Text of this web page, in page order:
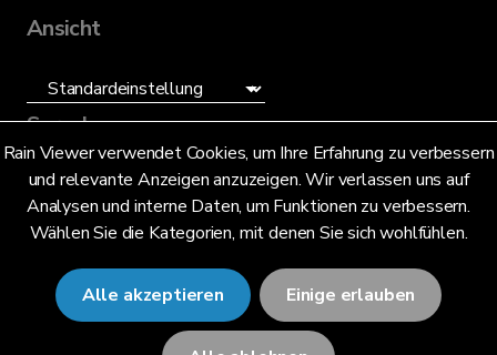
Rain Viewer verwendet Cookies, um Ihre Erfahrung zu verbessern
und relevante Anzeigen anzuzeigen. Wir verlassen uns auf
Analysen und interne Daten, um Funktionen zu verbessern.
Wählen Sie die Kategorien, mit denen Sie sich wohlfühlen.
Alle akzeptieren Einige erlauben
Ansicht
Sprache
Deutsch (DE)
© 2026 RainViewer,MeteoLab Inc.